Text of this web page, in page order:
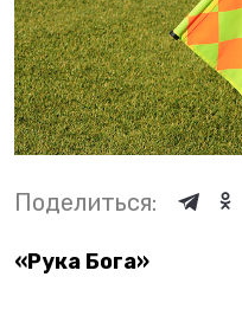
Поделиться:
«Рука Бога»